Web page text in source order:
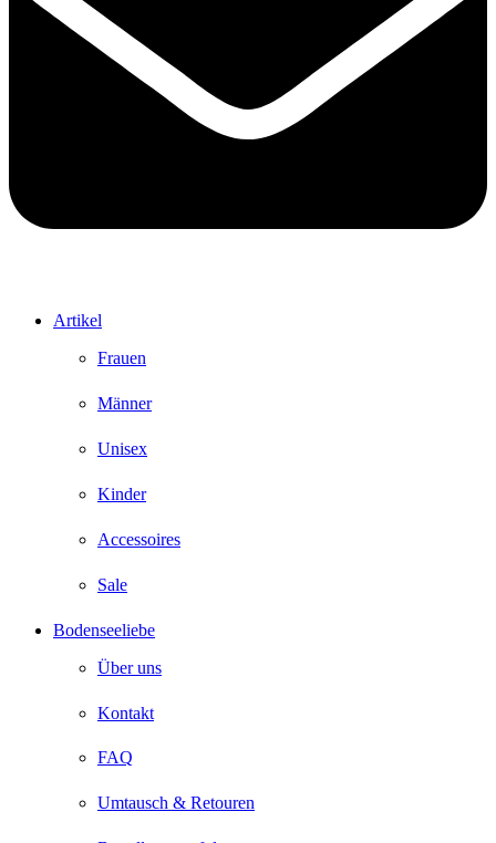
Artikel
Frauen
Männer
Unisex
Kinder
Accessoires
Sale
Bodenseeliebe
Über uns
Kontakt
FAQ
Umtausch & Retouren